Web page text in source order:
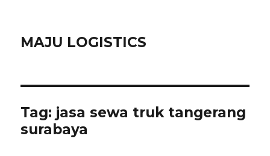
MAJU LOGISTICS
Tag: jasa sewa truk tangerang
surabaya